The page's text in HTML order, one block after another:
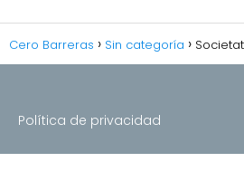
Cero Barreras Sin categoría
Política de privacidad